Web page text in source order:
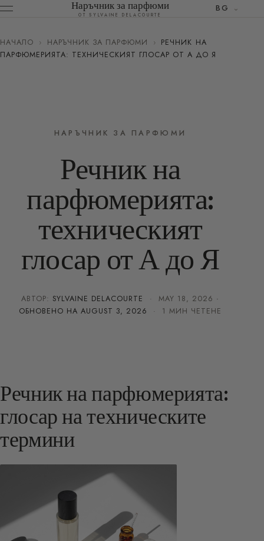
Наръчник за парфюми
ОТ SYLVAINE DELACOURTE
BG
НАЧАЛО › НАРЪЧНИК ЗА ПАРФЮМИ › РЕЧНИК НА
ПАРФЮМЕРИЯТА: ТЕХНИЧЕСКИЯТ ГЛОСАР ОТ А ДО Я
НАРЪЧНИК ЗА ПАРФЮМИ
Речник на
парфюмерията:
техническият
глосар от А до Я
АВТОР: SYLVAINE DELACOURTE · MAY 18, 2026 ·
ОБНОВЕНО НА AUGUST 3, 2026 · 1 МИН ЧЕТЕНЕ
Речник на парфюмерията:
глосар на техническите
термини